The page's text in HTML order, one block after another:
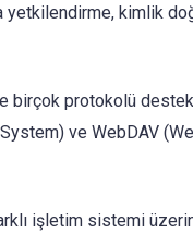
yetkilendirme, kimlik
birçok protokolü
ve WebDAV
işletim sistemi